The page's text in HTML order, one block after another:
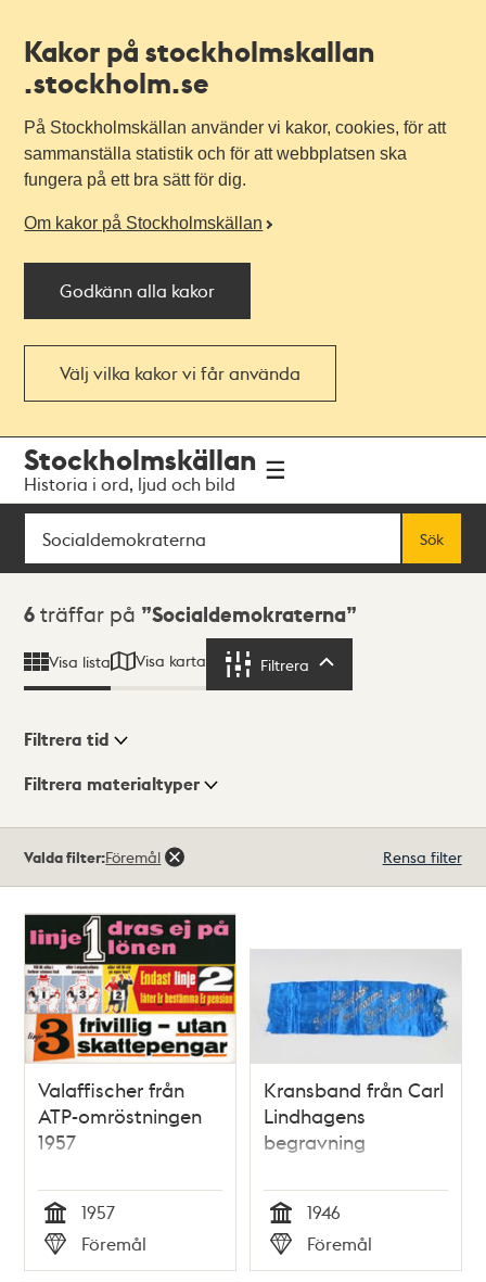
Kakor på stockholmskallan
.stockholm.se
På Stockholmskällan använder vi kakor, cookies, för att
sammanställa statistik och för att webbplatsen ska
fungera på ett bra sätt för dig.
Om kakor på Stockholmskällan
Godkänn alla kakor
Välj vilka kakor vi får använda
navigationen
huvudinnehållet
Stockholmskällan
Historia i ord, ljud och bild
Sök
Sök
Sökresultat
6 träffar på Socialdemokraterna
Visa lista Visa karta Filtrera
Visningsläge
Filtrera tid
Filtrera materialtyper
träffar
Valda filter:Föremål Rensa filter
Valaffischer från
ATP-omröstningen
1957
Tid
1957
Typ
Föremål
Kransband från Carl
Lindhagens
begravning
Tid
1946
Typ
Föremål